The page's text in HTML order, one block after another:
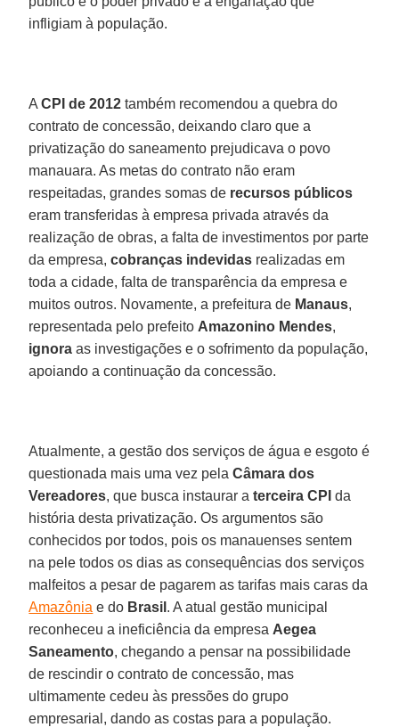
infligiam à população.
ACPI de 2012 também recomendou a quebra do
contrato de concessão, deixando claro que a
privatização do saneamento prejudicava o povo
manauara. As metas do contrato não eram
respeitadas, grandes somas de recursos públicos
eram transferidas à empresa privada através da
realização de obras, a falta de investimentos por parte
da empresa,cobranças indevidas realizadas em
toda a cidade, falta de transparência da empresa e
muitos outros. Novamente, a prefeitura de Manaus,
representada pelo prefeito Amazonino Mendes,
ignora as investigações e o sofrimento da população,
apoiando a continuação da concessão.
Atualmente, a gestão dos serviços de água e esgoto é
questionada mais uma vez pelaCâmara dos
Vereadores, que busca instaurar aterceira CPI da
história desta privatização. Os argumentos são
conhecidos por todos, pois os manauenses sentem
na pele todos os dias as consequências dos serviços
malfeitos a pesar de pagarem as tarifas mais caras da
Amazônia e do Brasil . A atual gestão municipal
reconheceu a ineficiência da empresa Aegea
Saneamento, chegando a pensar na possibilidade
de rescindir o contrato de concessão, mas
ultimamente cedeu às pressões do grupo
empresarial, dando as costas para a população.